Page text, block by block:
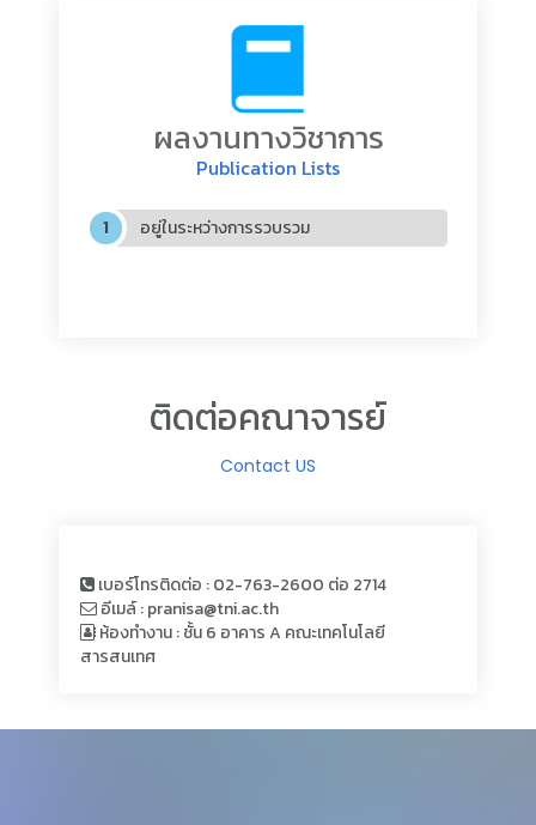
ผลงานทางวิชาการ
Publication Lists
อยู่ในระหว่างการรวบรวม
ติดต่อคณาจารย์
Contact US
เบอร์โทรติดต่อ : 02-763-2600 ต่อ 2714
อีเมล์ : pranisa@tni.ac.th
ห้องทำงาน : ชั้น 6 อาคาร A คณะเทคโนโลยี
สารสนเทศ